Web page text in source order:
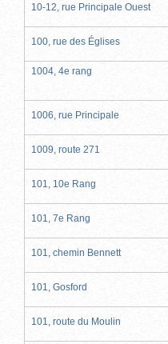
10-12, rue Principale Ouest
100, rue des Églises
1004, 4e rang
1006, rue Principale
1009, route 271
101, 10e Rang
101, 7e Rang
101, chemin Bennett
101, Gosford
101, route du Moulin